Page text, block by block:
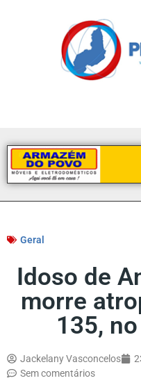
Geral
Idoso de
morre
135,
Jackelany Vasconcelos
Sem comentários